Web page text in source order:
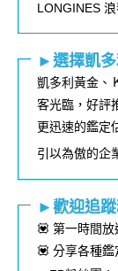
LONGINES 浪
►選擇凱多
凱多利黃金、
客光臨，好評
更迅速的鑑定
引以為傲的企
►歡迎追
💟 第一時間
💟 分享各種鑑